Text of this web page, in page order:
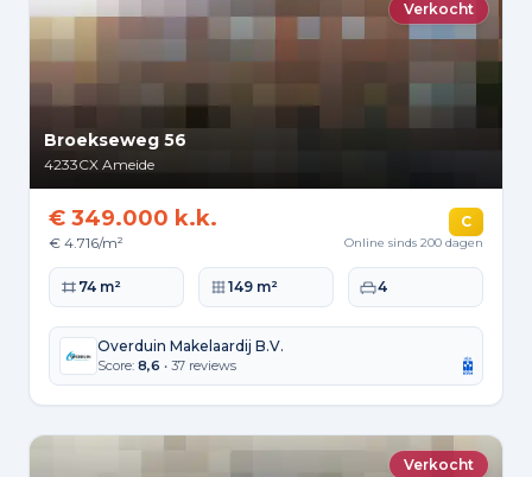
Verkocht
Broekseweg 56
4233CX Ameide
€ 349.000 k.k.
€ 4.716/m²
C
Online sinds 200 dagen
Woonoppervlakte
74 m² Perceeloppervlakte
149 m² Slaapkamers
4
Overduin Makelaardij B.V.
Score: 8,6 • 37 reviews
Verkocht